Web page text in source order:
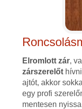
Elromlott zár,
zárszerelőt
ajtót, akkor
egy profi
mentesen